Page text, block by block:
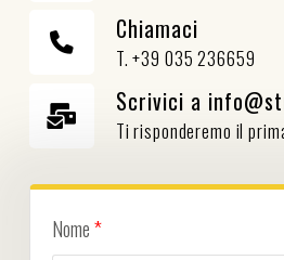
Chiamaci
T. +39 035 236659
Scrivici a
Ti risponderemo il
Nome*